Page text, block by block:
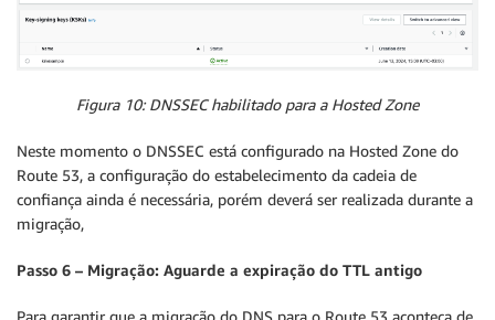
Figura 10: DNSSEC habilitado para a Hosted Zone
Neste momento o DNSSEC está configurado na Hosted Zone do
Route 53, a configuração do estabelecimento da cadeia de
confiança ainda é necessária, porém deverá ser realizada durante a
migração,
Passo 6 – Migração: Aguarde a expiração do TTL antigo
Para garantir que a migração do DNS para o Route 53 aconteça de